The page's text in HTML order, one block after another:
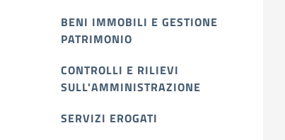
BENI IMMOBILI E GESTIONE
PATRIMONIO
CONTROLLI E RILIEVI
SULL'AMMINISTRAZIONE
SERVIZI EROGATI